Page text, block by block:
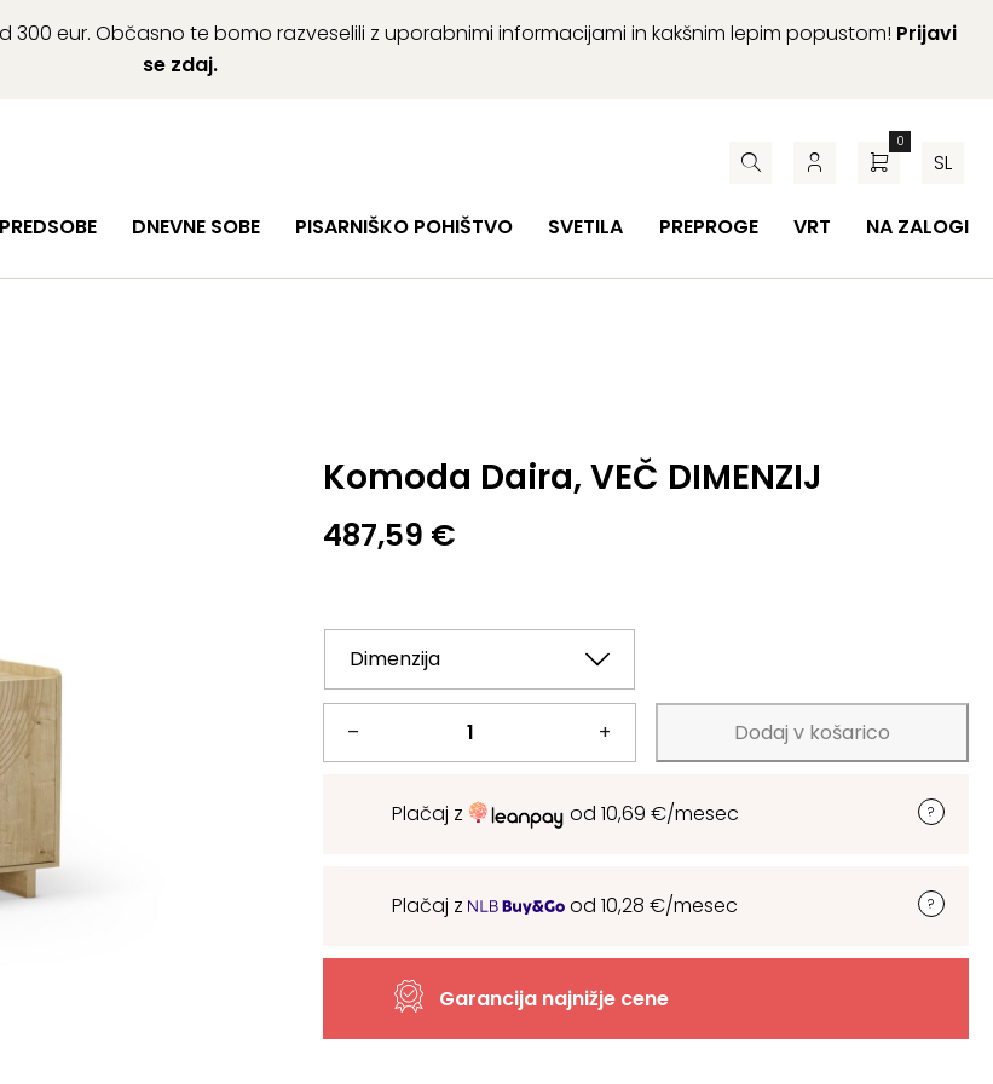
300 eur. Občasno te bomo razveselili z uporabnimi informacijami in kakšnim lepim popustom! Prijavi
se zdaj.
0
SL
PREDSOBE DNEVNE SOBE PISARNIŠKO POHIŠTVO SVETILA PREPROGE VRT NA ZALOGI
Komoda Daira, VEČ DIMENZIJ
487,59 €
–
Komoda
+ Dodaj v košarico
Plačaj z od 10,69 €/mesec
Plačaj z od 10,28 €/mesec
Garancija najnižje cene